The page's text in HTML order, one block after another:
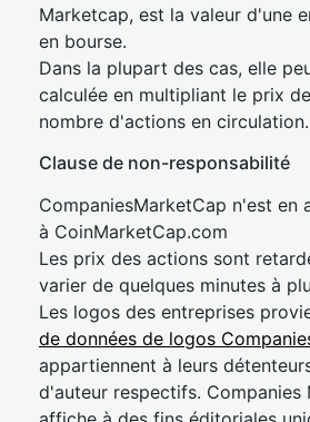
Marketcap, est la valeur d'une
en bourse.
Dans la plupart des cas, elle
calculée en multipliant le prix
nombre d'actions en circulation.
Clause de non-responsabilité
CompaniesMarketCap n'est en
à CoinMarketCap.com
Les prix des actions sont
varier de quelques minutes à
Les logos des entreprises
de données de logos
appartiennent à leurs
d'auteur respectifs. Companies